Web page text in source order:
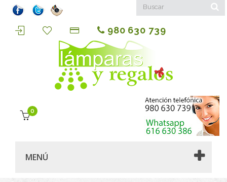
980 630 739
0
MENÚ